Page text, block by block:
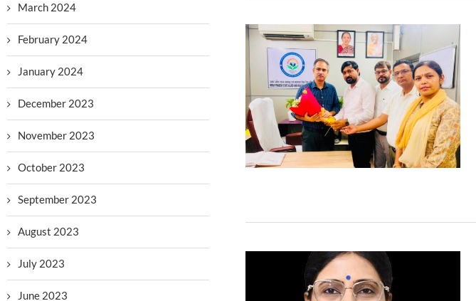
March 2024
February 2024
January 2024
December 2023
November 2023
October 2023
September 2023
August 2023
July 2023
June 2023